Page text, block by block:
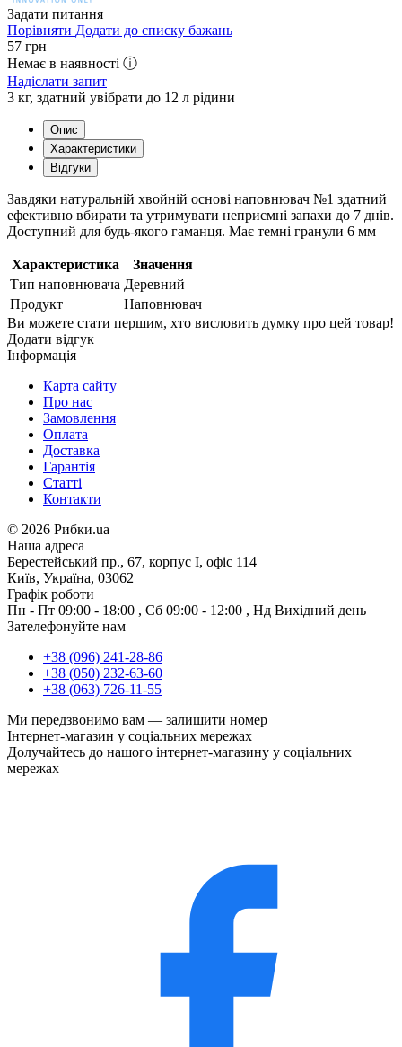
Задати питання
Порівняти Додати до списку бажань
57 грн
Немає в наявності ⓘ
Надіслати запит
3 кг, здатний увібрати до 12 л рідини
Опис
Характеристики
Відгуки
Завдяки натуральній хвойній основі наповнювач №1 здатний
ефективно вбирати та утримувати неприємні запахи до 7 днів.
Доступний для будь-якого гаманця. Має темні гранули 6 мм
Характеристика
Значення
Тип наповнювача Деревний
Продукт
Наповнювач
Ви можете стати першим, хто висловить думку про цей товар!
Додати відгук
Інформація
Карта сайту
Про нас
Замовлення
Оплата
Доставка
Гарантія
Статті
Контакти
© 2026 Рибки.ua
Наша адреса
Берестейський пр., 67, корпус І, офіс 114
Київ, Україна, 03062
Графік роботи
Пн - Пт 09:00 - 18:00 , Сб 09:00 - 12:00 , Нд Вихідний день
Зателефонуйте нам
+38 (096) 241-28-86
+38 (050) 232-63-60
+38 (063) 726-11-55
Ми передзвонимо вам — залишити номер
Інтернет-магазин у соціальних мережах
Долучайтесь до нашого інтернет-магазину у соціальних
мережах